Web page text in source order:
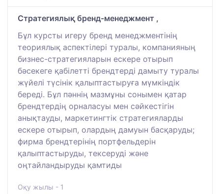
Стратегиялық бренд-менеджмент ,
Бұл курсты игеру бренд менеджментінің
теориялық аспектілері туралы, компанияның
бизнес-стратегияларын ескере отырып
бәсекеге қабілетті брендтерді дамыту туралы
жүйелі түсінік қалыптастыруға мүмкіндік
береді. Бұл пәннің мазмұны сонымен қатар
брендтердің орналасуы мен сәйкестігін
анықтауды, маркетингтік стратегияларды
ескере отырып, олардың дамуын басқаруды;
фирма брендтерінің портфельдерін
қалыптастыруды, тексеруді және
оңтайландыруды қамтиды
Оқу жылы - 1